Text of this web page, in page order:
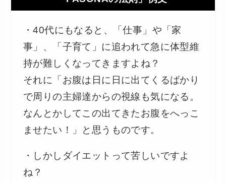
・40代にもなると、「仕事」や「家
事」、「子育て」に追われて急に体型維
持が難しくなってきますよね？
それに「お腹は日に日に出てくるばかり
で周りの主婦達からの視線も気になる。
なんとかしてこの出てきたお腹をへっこ
ませたい！」と思うものです。
・しかしダイエットって苦しいですよ
ね？